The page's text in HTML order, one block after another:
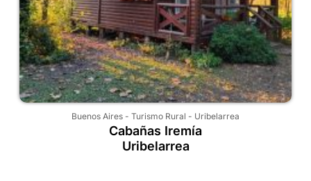
Buenos Aires - Turismo Rural - Uribelarrea
Cabañas Iremía
Uribelarrea